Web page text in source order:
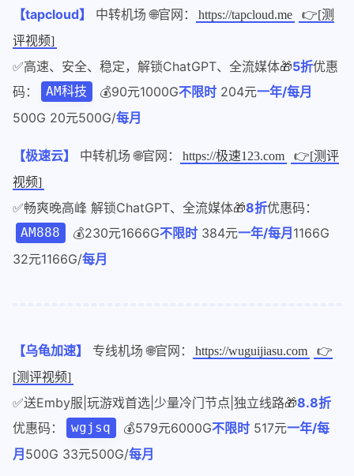
【tapcloud】 中转机场 🌐官网： https://tapcloud.me
👉[测
评视频]
✅高速、安全、稳定，解锁ChatGPT、全流媒体🎁5折优惠
码：
AM科技 💰90元1000G不限时204元一年/每月
500G 20元500G/每月
【极速云】 中转机场 🌐官网： https://极速123.com
👉[测评
视频]
✅畅爽晚高峰 解锁ChatGPT、全流媒体🎁8折优惠码：
AM888 💰230元1666G不限时384元一年/每月1166G
32元1166G/每月
【乌龟加速】 专线机场 🌐官网： https://wuguijiasu.com
👉
[测评视频]
✅送Emby服|玩游戏首选|少量冷门节点|独立线路🎁8.8折
优惠码：
wgjsq 💰579元6000G不限时517元一年/每
月500G 33元500G/每月